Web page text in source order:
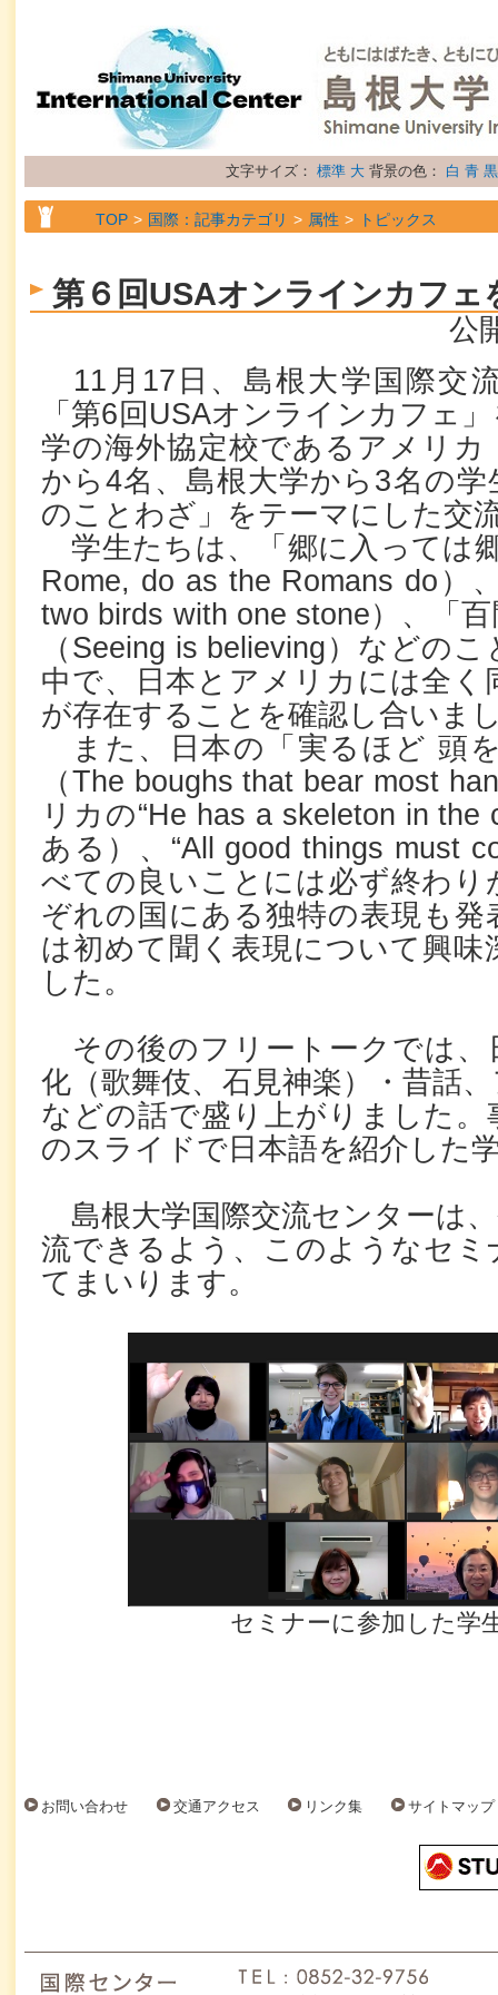
文字サイズ： 標準 大 背景の色： 白 青 黒
TOP 国際：記事カテゴリ 属性 トピックス
第６回USAオンラインカフェ
公
11月17日、島根大学国際交
「第6回USAオンラインカフェ
学の海外協定校であるアメリカ
から4名、島根大学から3名の
のことわざ」をテーマにした交
学生たちは、「郷に入っては
Rome, do as the Romans do）
two birds with one stone）、「
（Seeing is believing）などの
中で、日本とアメリカには全く
が存在することを確認し合いま
また、日本の「実るほど 頭
（The boughs that bear most
リカの“He has a skeleton in the
ある）、“All good things must
べての良いことには必ず終わり
ぞれの国にある独特の表現も発
は初めて聞く表現について興味
した。
その後のフリートークでは、
化（歌舞伎、石見神楽）・昔話
などの話で盛り上がりました。
のスライドで日本語を紹介した
島根大学国際交流センターは
流できるよう、このようなセミ
てまいります。
セミナーに参加した学
お問い合わせ 交通アクセス リンク集 サイトマップ